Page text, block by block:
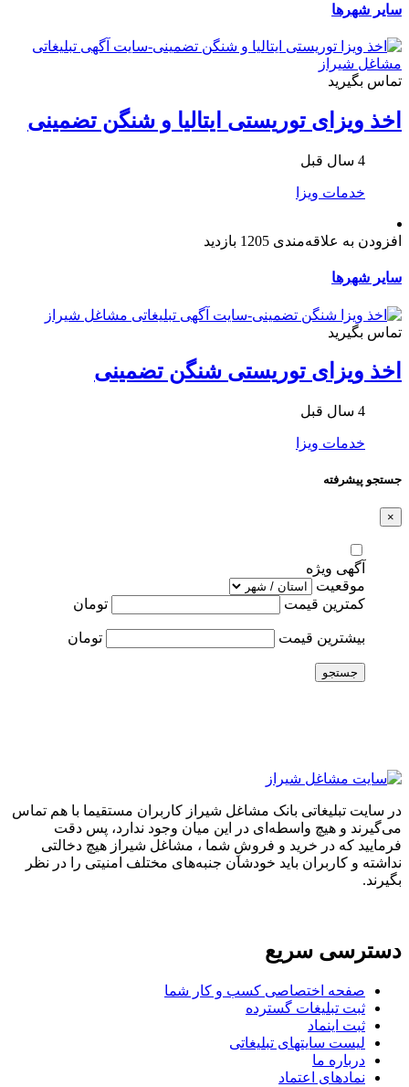
سایر شهرها
تماس بگیرید
اخذ ویزای توریستی ایتالیا و شنگن تضمینی
4 سال قبل
خدمات ویزا
افزودن به علاقه‌مندی 1205 بازدید
سایر شهرها
تماس بگیرید
اخذ ویزای توریستی شنگن تضمینی
4 سال قبل
خدمات ویزا
جستجو پیشرفته
×
آگهی ویژه
موقعیت
کمترین قیمت
تومان
بیشترین قیمت تومان
جستجو
در سایت تبلیغاتی بانک مشاغل شیراز کاربران مستقیما با هم تماس
می‌گیرند و هیچ واسطه‌ای در این میان وجود ندارد، پس دقت
فرمایید که در خرید و فروشِ شما ، مشاغل شیراز هیچ دخالتی
نداشته و کاربران باید خودشان جنبه‌های مختلف امنیتی را در نظر
بگیرند.
دسترسی سریع
صفحه اختصاصی کسب و کار شما
ثبت تبلیغات گسترده
ثبت اینماد
لیست سایتهای تبلیغاتی
درباره ما
نمادهای اعتماد